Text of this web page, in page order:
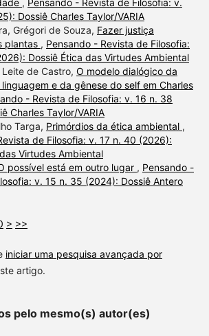
, Pensando - Revista de Filosofia: v.
Dossiê Charles Taylor/VARIA
Grégori de Souza, Fazer justiça
plantas , Pensando - Revista de Filosofia:
Dossiê Ética das Virtudes Ambiental
de Castro, O modelo dialógico da
e da gênese do self em Charles
- Revista de Filosofia: v. 16 n. 38
Charles Taylor/VARIA
Targa, Primórdios da ética ambiental ,
de Filosofia: v. 17 n. 40 (2026):
Virtudes Ambiental
possível está em outro lugar , Pensando -
v. 15 n. 35 (2024): Dossiê Antero
> >>
iniciar uma pesquisa avançada por
artigo.
pelo mesmo(s) autor(es)